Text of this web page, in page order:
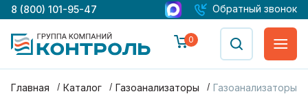
8 (800) 101-95-47 Обратный звонок
0
Главная Каталог Газоанализаторы Газоанализаторы